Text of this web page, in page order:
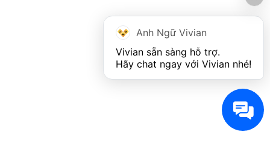
Anh Ngữ Vivian
Vivian sẵn sàng hỗ trợ.
Hãy chat ngay với Vivian nhé!